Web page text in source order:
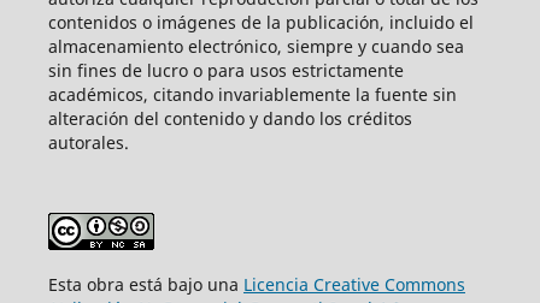
contenidos o imágenes de la publicación, incluido el
almacenamiento electrónico, siempre y cuando sea
sin fines de lucro o para usos estrictamente
académicos, citando invariablemente la fuente sin
alteración del contenido y dando los créditos
autorales.
Esta obra está bajo una Licencia Creative Commons